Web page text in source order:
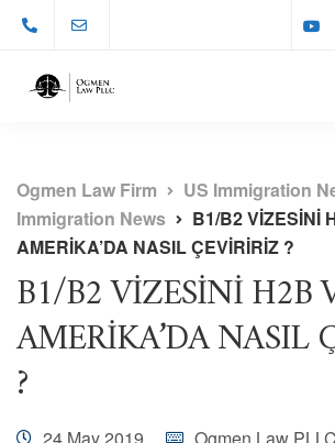
Ogmen Law Firm US Immigration
Immigration News
B1/B2 VİZESİNİ
AMERİKA’DA NASIL ÇEVİRİRİZ ?
B1/B2 VİZESİNİ H2B
AMERİKA’DA NASIL
?